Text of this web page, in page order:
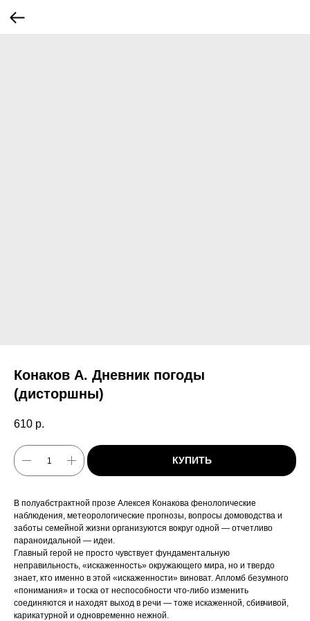
Конаков А. Дневник погоды
(дисторшны)
610 р.
КУПИТЬ
В полуабстрактной прозе Алексея Конакова фенологические
наблюдения, метеорологические прогнозы, вопросы домоводства и
заботы семейной жизни организуются вокруг одной — отчетливо
параноидальной — идеи.
Главный герой не просто чувствует фундаментальную
неправильность, «искаженность» окружающего мира, но и твердо
знает, кто именно в этой «искаженности» виноват. Апломб безумного
«понимания» и тоска от неспособности что-либо изменить
соединяются и находят выход в речи — тоже искаженной, сбивчивой,
карикатурной и одновременно нежной.